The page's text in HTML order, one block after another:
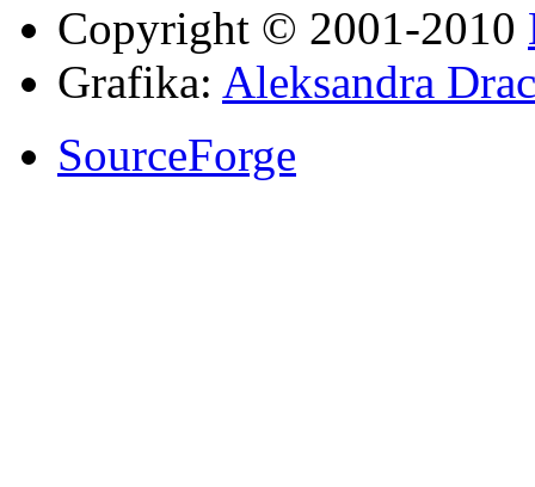
Copyright © 2001-2010
Grafika: Aleksandra
SourceForge